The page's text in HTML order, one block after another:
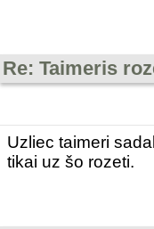
Re: Taimeris
Uzliec taimeri
tikai uz šo rozeti.